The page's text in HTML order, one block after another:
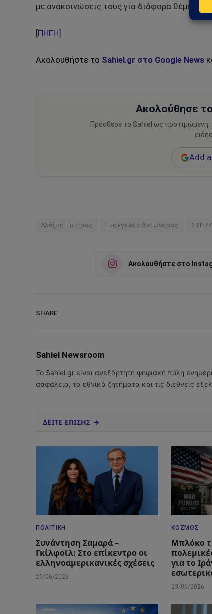
με ανακοινώσεις τους για διάφορα θέματα
ΠΗΓΗ
Ακολουθήστε το Sahiel.gr στο Google News
Ακολούθησε
Πρόσθεσε το Sahiel ως προτιμώμενη
Add
Αλέξης Τσίπρας Ευαγγελος Αντωναρος
Ακολουθήστε στο
SHARE.
Sahiel Newsroom
Το Sahiel.gr είναι ανεξάρτητη ψηφιακή πύλη
ασφάλεια, τα εθνικά ζητήματα και τις διεθνείς
ΔΕΙΤΕ ΕΠΙΣΗΣ →
ΠΟΛΙΤΙΚΉ
Συνάντηση Σαμαρά –
Γκίλφοϊλ: Στο επίκεντρο οι
ελληνοαμερικανικές σχέσεις
29/06/2026
ΚΌΣΜΟΣ
Μπλόκο
για το
23/06/2026